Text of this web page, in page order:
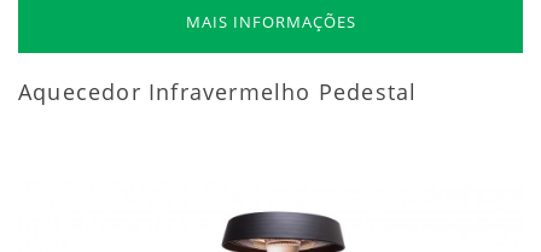
MAIS INFORMAÇÕES
Aquecedor Infravermelho Pedestal